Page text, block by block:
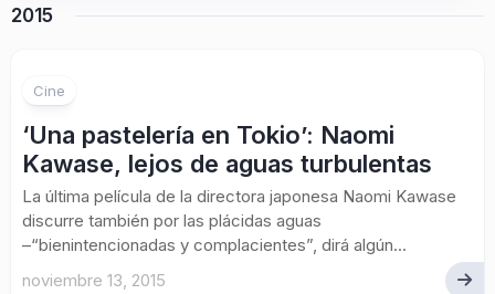
2015
Cine
‘Una pastelería en Tokio’: Naomi
Kawase, lejos de aguas turbulentas
La última película de la directora japonesa Naomi Kawase
discurre también por las plácidas aguas
–“bienintencionadas y complacientes”, dirá algún...
noviembre 13, 2015